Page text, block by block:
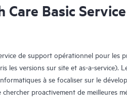
Care Basic
de support opérationnel pour les
les versions sur site et as-a-service).
à se focaliser sur le
proactivement de meilleures